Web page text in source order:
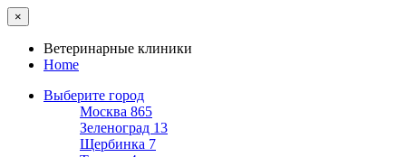
×
Ветеринарные клиники
Home
Выберите город
Москва 865
Зеленоград 13
Щербинка 7